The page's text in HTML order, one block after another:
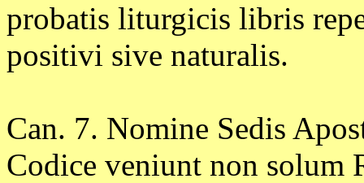
probatis liturgicis libris
positivi sive naturalis.
Can. 7. Nomine Sedis
Codice veniunt non solum